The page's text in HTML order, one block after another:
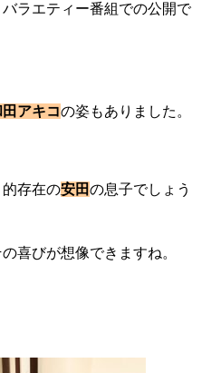
バラエティー番組での公開で
アキコの姿もありました。
的存在の安田の息子でしょう
喜びが想像できますね。